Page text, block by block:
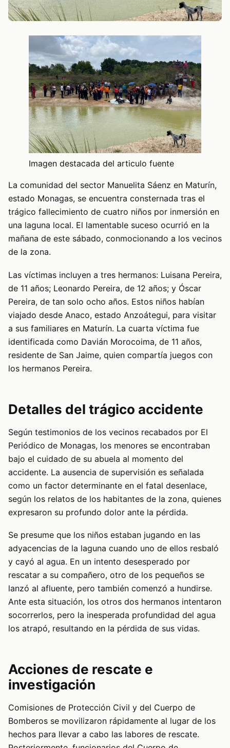
Imagen destacada del articulo fuente
La comunidad del sector Manuelita Sáenz en Maturín,
estado Monagas, se encuentra consternada tras el
trágico fallecimiento de cuatro niños por inmersión en
una laguna local. El lamentable suceso ocurrió en la
mañana de este sábado, conmocionando a los vecinos
de la zona.
Las víctimas incluyen a tres hermanos: Luisana Pereira,
de 11 años; Leonardo Pereira, de 12 años; y Óscar
Pereira, de tan solo ocho años. Estos niños habían
viajado desde Anaco, estado Anzoátegui, para visitar
a sus familiares en Maturín. La cuarta víctima fue
identificada como Davián Morocoima, de 11 años,
residente de San Jaime, quien compartía juegos con
los hermanos Pereira.
Detalles del trágico accidente
Según testimonios de los vecinos recabados por El
Periódico de Monagas, los menores se encontraban
bajo el cuidado de su abuela al momento del
accidente. La ausencia de supervisión es señalada
como un factor determinante en el fatal desenlace,
según los relatos de los habitantes de la zona, quienes
expresaron su profundo dolor ante la pérdida.
Se presume que los niños estaban jugando en las
adyacencias de la laguna cuando uno de ellos resbaló
y cayó al agua. En un intento desesperado por
rescatar a su compañero, otro de los pequeños se
lanzó al afluente, pero también comenzó a hundirse.
Ante esta situación, los otros dos hermanos intentaron
socorrerlos, pero la inesperada profundidad del agua
los atrapó, resultando en la pérdida de sus vidas.
Acciones de rescate e
investigación
Comisiones de Protección Civil y del Cuerpo de
Bomberos se movilizaron rápidamente al lugar de los
hechos para llevar a cabo las labores de rescate.